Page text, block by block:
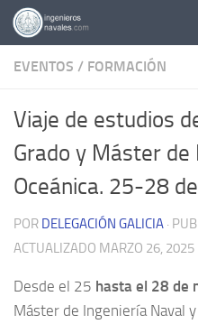
Saltar al contenido
EVENTOS / FORMACIÓN
Viaje de estudios
Grado y Máster
Oceánica. 25-28
POR DELEGACIÓN GALICIA ·
ACTUALIZADO MARZO 26, 2025
Desde el 25 hasta el 28 de
Máster de Ingeniería Naval